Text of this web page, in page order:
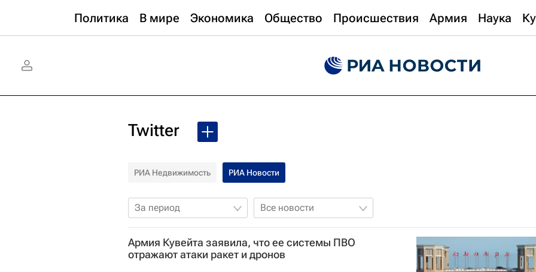
Политика В мире Экономика Общество Происшествия Армия Наука
Twitter
РИА Недвижимость РИА Новости
За период Все новости
Армия Кувейта заявила, что ее системы ПВО
отражают атаки ракет и дронов